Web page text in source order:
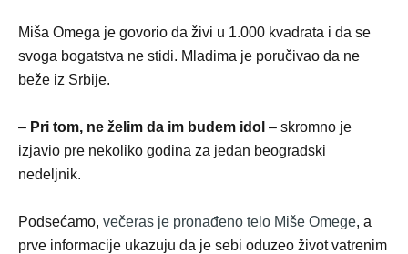
Miša Omega je govorio da živi u 1.000 kvadrata i da se
svoga bogatstva ne stidi. Mladima je poručivao da ne
beže iz Srbiјe.
– Pri tom, ne želim da im budem idol – skromno јe
izјavio pre nekoliko godina za јedan beogradski
nedeljnik.
Podsećamo, večeras je pronađeno telo Miše Omege, a
prve informacije ukazuju da je sebi oduzeo život vatrenim